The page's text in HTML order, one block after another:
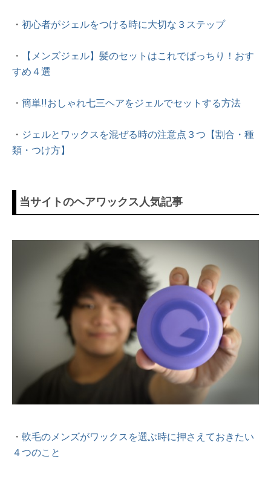
・ 初心者がジェルをつける時に大切な３ステップ
・
【メンズジェル】髪のセットはこれでばっちり！おす
すめ４選
・ 簡単!!おしゃれ七三ヘアをジェルでセットする方法
・ ジェルとワックスを混ぜる時の注意点３つ【割合・種
類・つけ方】
当サイトのヘアワックス人気記事
・ 軟毛のメンズがワックスを選ぶ時に押さえておきたい
４つのこと